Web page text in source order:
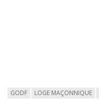
GODF LOGE MAÇONNIQUE